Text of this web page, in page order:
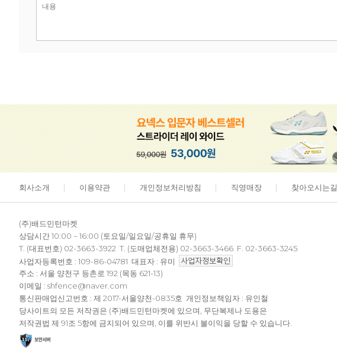
회사소개 이용약관 개인정보처리방침 직영매장 찾아오시는길
(주)배드민턴마켓
상담시간 10:00 ~ 16:00 (토요일/일요일/공휴일 휴무)
T. (대표번호) 02-3663-3922 T. (도매업체전용) 02-3663-3466 F. 02-3663-3245
사업자등록번호 : 109-86-04781 대표자 : 유미
주소 : 서울 양천구 등촌로 192 (목동 621-13)
이메일 : shfence@naver.com
통신판매업신고번호 : 제 2017-서울양천-0835호 개인정보책임자 : 유인철
당사이트의 모든 저작권은 (주)배드민턴마켓에 있으며, 무단복제나 도용은
저작권법 제 91조 5항에 금지되어 있으며, 이를 위반시 불이익을 당할 수 있습니다.